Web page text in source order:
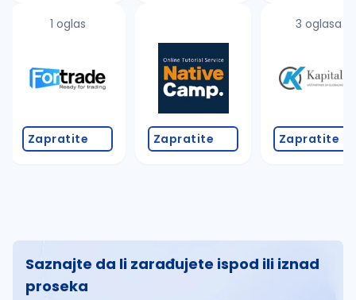
1 oglas
Zapratite Zapratite
3 oglasa
Zapratite
Saznajte da li zarađujete ispod ili iznad
proseka